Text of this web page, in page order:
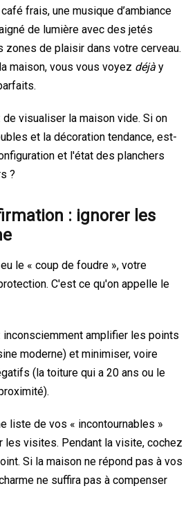
frais, une musique d’ambiance
de lumière avec des jetés
zones de plaisir dans votre cerveau.
maison, vous vous voyez déjà y
visualiser la maison vide. Si on
et la décoration tendance, est-
et l'état des planchers
?
: ignorer les
le « coup de foudre », votre
C'est ce qu'on appelle le
inconsciemment amplifier les points
moderne) et minimiser, voire
(la toiture qui a 20 ans ou le
liste de vos « incontournables »
les visites. Pendant la visite, cochez
Si la maison ne répond pas à vos
ne suffira pas à compenser